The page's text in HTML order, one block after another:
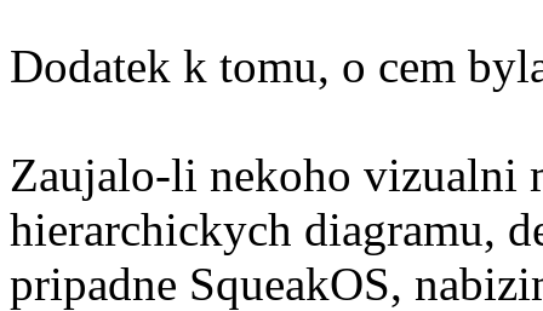
Dodatek k tomu, o cem
Zaujalo-li nekoho vizualni
hierarchickych diagramu,
pripadne SqueakOS,